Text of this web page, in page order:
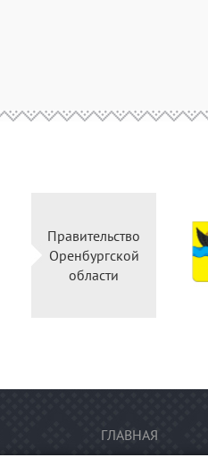
Правительство
Оренбургской
области
ГЛАВНАЯ